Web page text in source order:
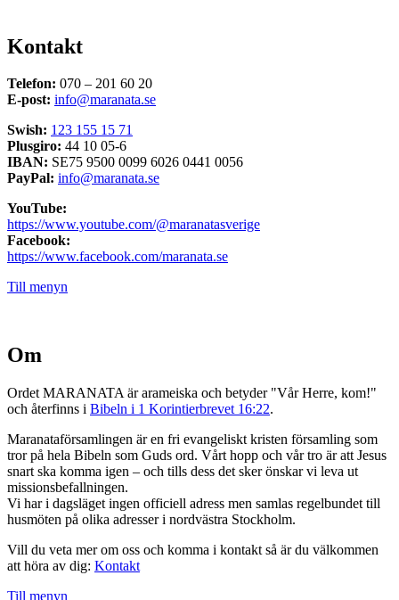
Kontakt
Telefon: 070 – 201 60 20
E-post: info@maranata.se
Swish: 123 155 15 71
Plusgiro: 44 10 05-6
IBAN: SE75 9500 0099 6026 0441 0056
PayPal: info@maranata.se
YouTube:
https://www.youtube.com/@maranatasverige
Facebook:
https://www.facebook.com/maranata.se
Till menyn
Om
Ordet MARANATA är arameiska och betyder "Vår Herre, kom!"
och återfinns i Bibeln i 1 Korintierbrevet 16:22.
Maranataförsamlingen är en fri evangeliskt kristen församling som
tror på hela Bibeln som Guds ord. Vårt hopp och vår tro är att Jesus
snart ska komma igen – och tills dess det sker önskar vi leva ut
missionsbefallningen.
Vi har i dagsläget ingen officiell adress men samlas regelbundet till
husmöten på olika adresser i nordvästra Stockholm.
Vill du veta mer om oss och komma i kontakt så är du välkommen
att höra av dig: Kontakt
Till menyn